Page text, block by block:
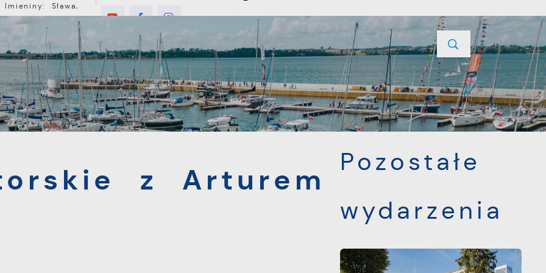
Imieniny: Sława,
Jakub, Stefan
MIESZKANIEC TURYSTYKA INWESTYCJE PROJEKTY UNIJNE KONTAKT
z Arturem Andrusem POPRZEDNI NASTĘPNY
z Arturem
Pozostałe
wydarzenia